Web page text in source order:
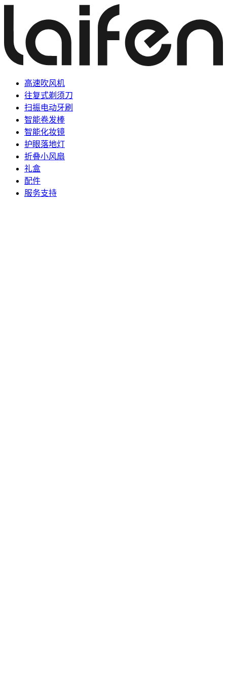
高速吹风机
往复式剃须刀
扫振电动牙刷
智能卷发棒
智能化妆镜
护眼落地灯
折叠小风扇
礼盒
配件
服务支持